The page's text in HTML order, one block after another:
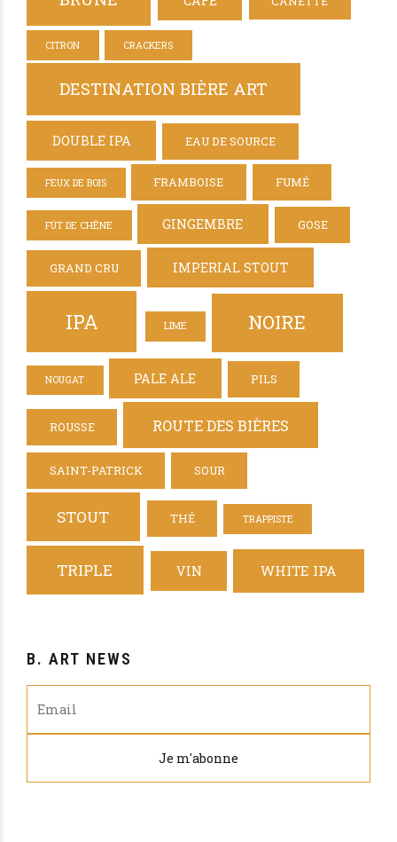
CITRON CRACKERS
DESTINATION BIÈRE ART
DOUBLE IPA EAU DE SOURCE
FEUX DE BOIS FRAMBOISE FUMÉ
FÛT DE CHÊNE GINGEMBRE GOSE
GRAND CRU IMPERIAL STOUT
IPA LIME NOIRE
NOUGAT PALE ALE PILS
ROUSSE ROUTE DES BIÈRES
SAINT-PATRICK SOUR
STOUT THÉ TRAPPISTE
TRIPLE VIN WHITE IPA
B. ART NEWS